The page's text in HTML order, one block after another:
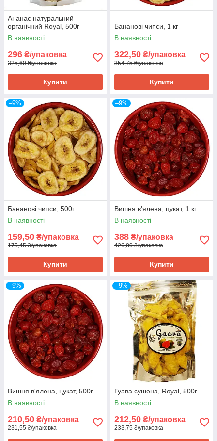
Ананас натуральний
органічний Royal, 500г
В наявності
296 ₴/упаковка
325,60 ₴/упаковка
Купити
Бананові чипси, 1 кг
В наявності
322,50 ₴/упаковка
354,75 ₴/упаковка
Купити
–9%
Бананові чипси, 500г
В наявності
159,50 ₴/упаковка
175,45 ₴/упаковка
Купити
–9%
Вишня в'ялена, цукат, 1 кг
В наявності
388 ₴/упаковка
426,80 ₴/упаковка
Купити
–9%
Вишня в'ялена, цукат, 500г
В наявності
210,50 ₴/упаковка
231,55 ₴/упаковка
–9%
Гуава сушена, Royal, 500г
В наявності
212,50 ₴/упаковка
233,75 ₴/упаковка